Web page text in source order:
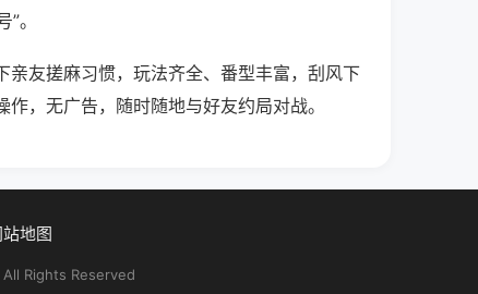
。
友搓麻习惯，玩法齐全、番型丰富，刮风下
，无广告，随时随地与好友约局对战。
站地图
Rights Reserved